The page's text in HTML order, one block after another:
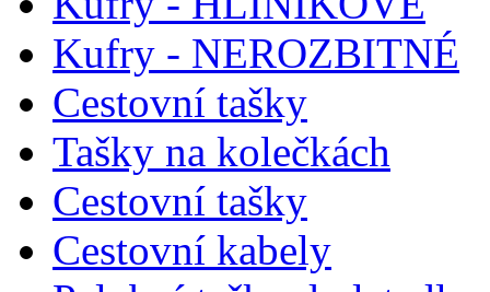
Kufry - NEROZBITNÉ
Cestovní tašky
Tašky na kolečkách
Cestovní tašky
Cestovní kabely